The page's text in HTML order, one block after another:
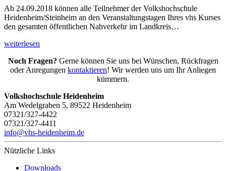
Ab 24.09.2018 können alle Teilnehmer der Volkshochschule
Heidenheim/Steinheim an den Veranstaltungstagen Ihres vhs Kurses
den gesamten öffentlichen Nahverkehr im Landkreis…
weiterlesen
Noch Fragen? Gerne können Sie uns bei Wünschen, Rückfragen
oder Anregungen kontaktieren! Wir werden uns um Ihr Anliegen
kümmern.
Volkshochschule Heidenheim
Am Wedelgraben 5, 89522 Heidenheim
07321/327-4422
07321/327-4411
info@vhs-heidenheim.de
Nützliche Links
Downloads